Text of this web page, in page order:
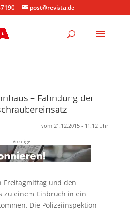
post@revista.de
– Fahndung der
vom 21.12.2015 - 11:12 Uhr
Anzeige
Freitagmittag und den
zu einem Einbruch in ein
Die Polizeiinspektion